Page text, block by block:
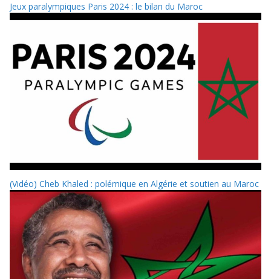
Jeux paralympiques Paris 2024 : le bilan du Maroc
(Vidéo) Cheb Khaled : polémique en Algérie et soutien au Maroc